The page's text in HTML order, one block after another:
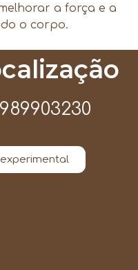
a força e a
o corpo.